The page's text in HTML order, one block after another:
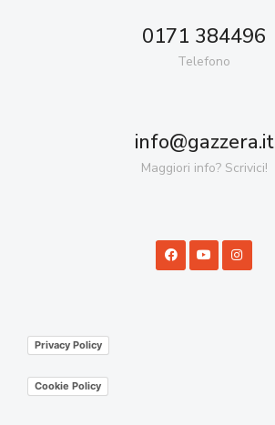
0171 384496
Telefono
info@gazzera.it
Maggiori info? Scrivici!
Privacy Policy
Cookie Policy